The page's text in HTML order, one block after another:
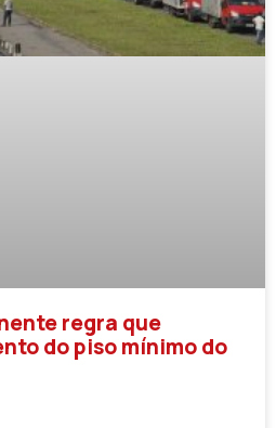
regra que
do piso mínimo do